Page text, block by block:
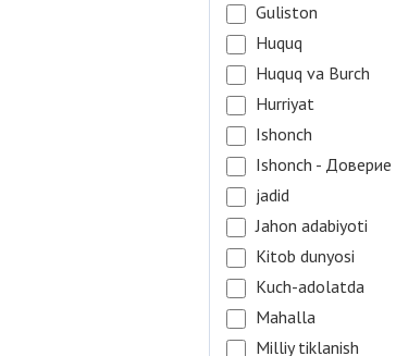
Guliston
Huquq
Huquq va Burch
Hurriyat
Ishonch
Ishonch - Доверие
jadid
Jahon adabiyoti
Kitob dunyosi
Kuch-adolatda
Mahalla
Milliy tiklanish